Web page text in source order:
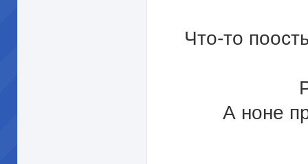
Что-то
А ноне